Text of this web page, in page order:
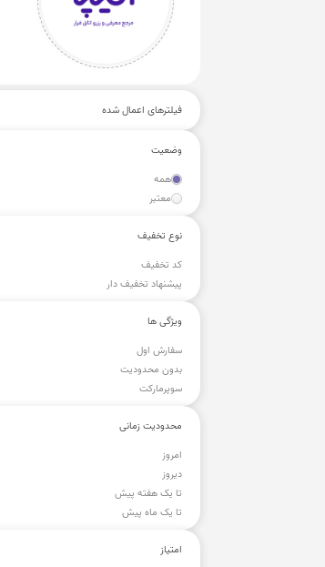
فیلترهای اعمال شده
وضعیت
همه
معتبر
نوع تخفیف
کد تخفیف
پیشنهاد تخفیف دار
ویژگی ها
سفارش اول
بدون محدودیت
سوپرمارکت
محدودیت زمانی
امروز
دیروز
تا یک هفته پیش
تا یک ماه پیش
امتیاز